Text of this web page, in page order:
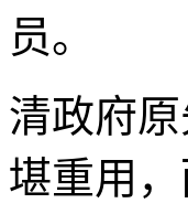
员。
清政府
堪重用